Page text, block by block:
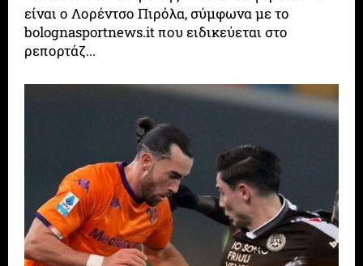
είναι ο Λορέντσο Πιρόλα, σύμφωνα με το
bolognasportnews.it που ειδικεύεται στο
ρεπορτάζ...